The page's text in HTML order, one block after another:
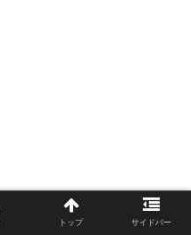
トップ サイドバー